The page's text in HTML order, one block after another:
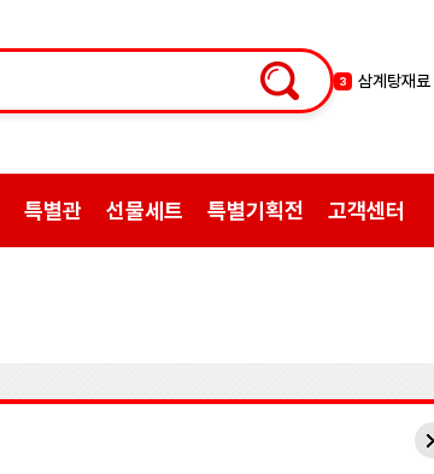
3 삼계탕재료
한약
2 쌍화탕
특별관 선물세트 특별기획전 고객센터